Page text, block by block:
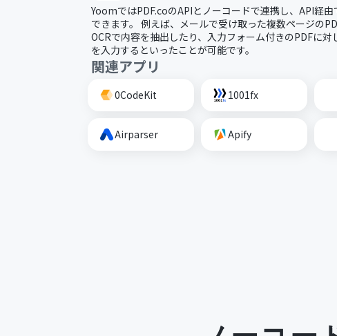
YoomではPDF.coのAPIとノーコードで連携し、API経
できます。 例えば、メールで受け取った複数ページの
OCRで内容を抽出したり、入力フォーム付きのPDFに対
を入力するといったことが可能です。
関連アプリ
0CodeKit 1001fx
Airparser Apify